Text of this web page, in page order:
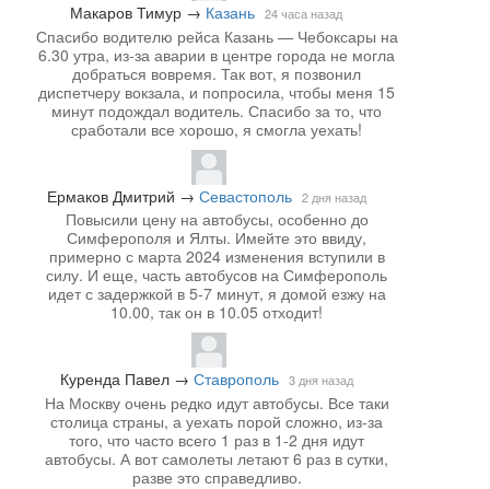
Макаров Тимур → Казань 24 часа назад
Спасибо водителю рейса Казань — Чебоксары на
6.30 утра, из-за аварии в центре города не могла
добраться вовремя. Так вот, я позвонил
диспетчеру вокзала, и попросила, чтобы меня 15
минут подождал водитель. Спасибо за то, что
сработали все хорошо, я смогла уехать!
Ермаков Дмитрий → Севастополь 2 дня назад
Повысили цену на автобусы, особенно до
Симферополя и Ялты. Имейте это ввиду,
примерно с марта 2024 изменения вступили в
силу. И еще, часть автобусов на Симферополь
идет с задержкой в 5-7 минут, я домой езжу на
10.00, так он в 10.05 отходит!
Куренда Павел→ Ставрополь 3 дня назад
На Москву очень редко идут автобусы. Все таки
столица страны, а уехать порой сложно, из-за
того, что часто всего 1 раз в 1-2 дня идут
автобусы. А вот самолеты летают 6 раз в сутки,
разве это справедливо.